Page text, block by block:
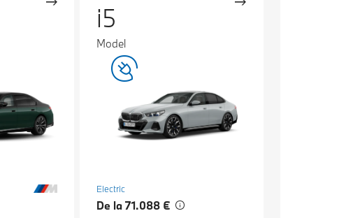
i5
Model
Electric
De la 71.088 €